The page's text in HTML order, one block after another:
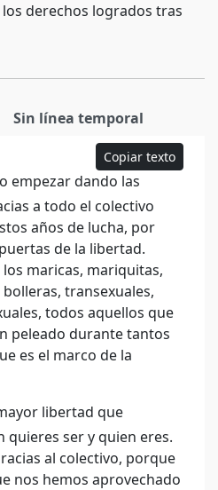
derechos logrados tras
Sin línea temporal
Copiar texto
empezar dando las
a todo el colectivo
años de lucha, por
de la libertad.
maricas, mariquitas,
transexuales,
todos aquellos que
peleado durante tantos
es el marco de la
libertad que
quieres ser y quien eres.
al colectivo, porque
nos hemos aprovechado